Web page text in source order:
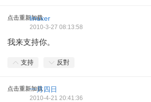
点击重新加载
linuxer
2010-3-27 08:13:58
我来支持你。
支持 反對
点击重新加载一月四日
2010-4-21 20:41:36